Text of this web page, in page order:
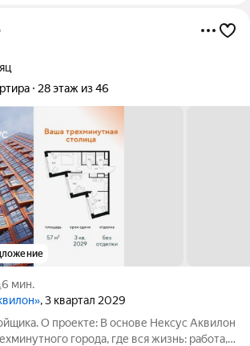
28 этаж из 46
6 мин.
, 3 квартал 2029
О проекте: В основе Нексус Аквилон
города, где вся жизнь: работа,